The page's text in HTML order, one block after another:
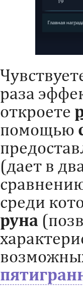
раза
откроете
помощью
(дает в
среди
руна